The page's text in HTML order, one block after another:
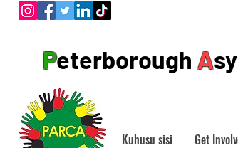
Peterborough A
Kuhusu sisi Get